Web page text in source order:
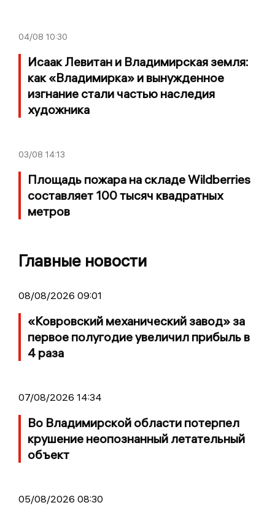
04/08 10:30
Исаак Левитан и Владимирская земля:
как «Владимирка» и вынужденное
изгнание стали частью наследия
художника
03/08 14:13
Площадь пожара на складе Wildberries
составляет 100 тысяч квадратных
метров
Главные новости
08/08/2026 09:01
«Ковровский механический завод» за
первое полугодие увеличил прибыль в
4 раза
07/08/2026 14:34
Во Владимирской области потерпел
крушение неопознанный летательный
объект
05/08/2026 08:30